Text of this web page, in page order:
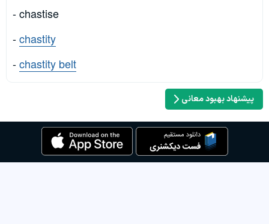
- chastise
-chastity
-chastity belt
پیشنهاد بهبود معانی